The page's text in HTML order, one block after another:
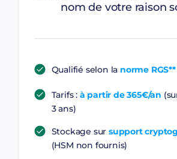
nom de votre raison
Qualifié selon la norme RGS**
Tarifs : à partir de 365€/an
3 ans)
Stockage sur support
(HSM non fournis)